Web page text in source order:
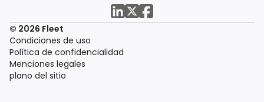
© 2026 Fleet
Condiciones de uso
Política de confidencialidad
Menciones legales
plano del sitio